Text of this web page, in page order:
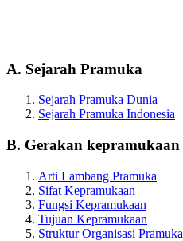
A. Sejarah Pramuka
Sejarah Pramuka Dunia
Sejarah Pramuka Indonesia
B. Gerakan kepramukaan
Arti Lambang Pramuka
Sifat Kepramukaan
Fungsi Kepramukaan
Tujuan Kepramukaan
Struktur Organisasi Pramuka